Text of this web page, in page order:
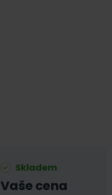
Skladem
Vaše cena